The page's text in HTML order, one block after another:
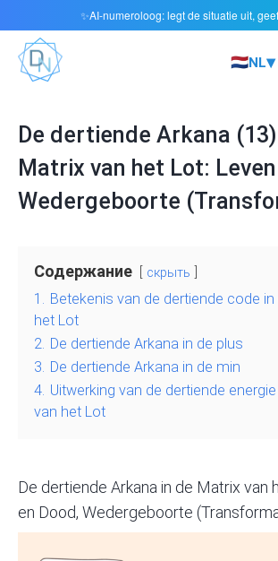
🇳🇱NL▾
De dertiende Arkana
Matrix van het Lot:
Wedergeboorte
Содержание скрыть
1. Betekenis van de dertiende code in
het Lot
2. De dertiende Arkana in de plus
3. De dertiende Arkana in de min
4. Uitwerking van de dertiende
van het Lot
De dertiende Arkana in de Matrix van
en Dood, Wedergeboorte
✨AI-numeroloog: legt de situatie uit,